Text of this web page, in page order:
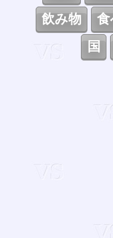
飲み物
食
国